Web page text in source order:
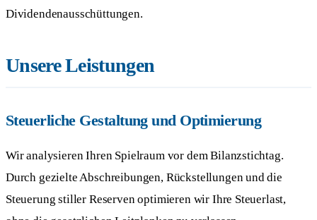
Dividendenausschüttungen.
Unsere Leistungen
Steuerliche Gestaltung und Optimierung
Wir analysieren Ihren Spielraum vor dem Bilanzstichtag.
Durch gezielte Abschreibungen, Rückstellungen und die
Steuerung stiller Reserven optimieren wir Ihre Steuerlast,